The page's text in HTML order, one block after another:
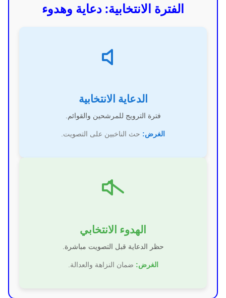
الفترة الانتخابية: دعاية وهدوء
الدعاية الانتخابية
فترة الترويج للمرشحين والقوائم.
الغرض: حث الناخبين على التصويت.
الهدوء الانتخابي
حظر الدعاية قبل التصويت مباشرة.
الغرض: ضمان النزاهة والعدالة.